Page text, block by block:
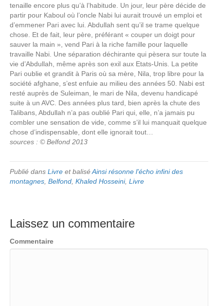
tenaille encore plus qu’à l’habitude. Un jour, leur père décide de
partir pour Kaboul où l’oncle Nabi lui aurait trouvé un emploi et
d’emmener Pari avec lui. Abdullah sent qu’il se trame quelque
chose. Et de fait, leur père, préférant « couper un doigt pour
sauver la main », vend Pari à la riche famille pour laquelle
travaille Nabi. Une séparation déchirante qui pèsera sur toute la
vie d’Abdullah, même après son exil aux Etats-Unis. La petite
Pari oublie et grandit à Paris où sa mère, Nila, trop libre pour la
société afghane, s’est enfuie au milieu des années 50. Nabi est
resté auprès de Suleiman, le mari de Nila, devenu handicapé
suite à un AVC. Des années plus tard, bien après la chute des
Talibans, Abdullah n’a pas oublié Pari qui, elle, n’a jamais pu
combler une sensation de vide, comme s’il lui manquait quelque
chose d’indispensable, dont elle ignorait tout…
sources : © Belfond 2013
Publié dans Livre et baliséAinsi résonne l'écho infini des
montagnes Belfond Khaled Hosseini, Livre
Laissez un commentaire
Commentaire